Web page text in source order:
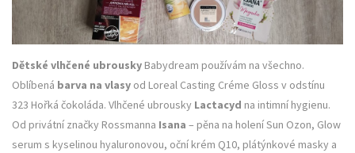
Dětské vlhčené ubrousky Babydream používám na všechno.
Oblíbená barva na vlasy od Loreal Casting Créme Gloss v odstínu
323 Hořká čokoláda. Vlhčené ubrousky Lactacyd na intimní hygienu.
Od privátní značky Rossmanna Isana – pěna na holení Sun Ozon, Glow
serum s kyselinou hyaluronovou, oční krém Q10, plátýnkové masky a